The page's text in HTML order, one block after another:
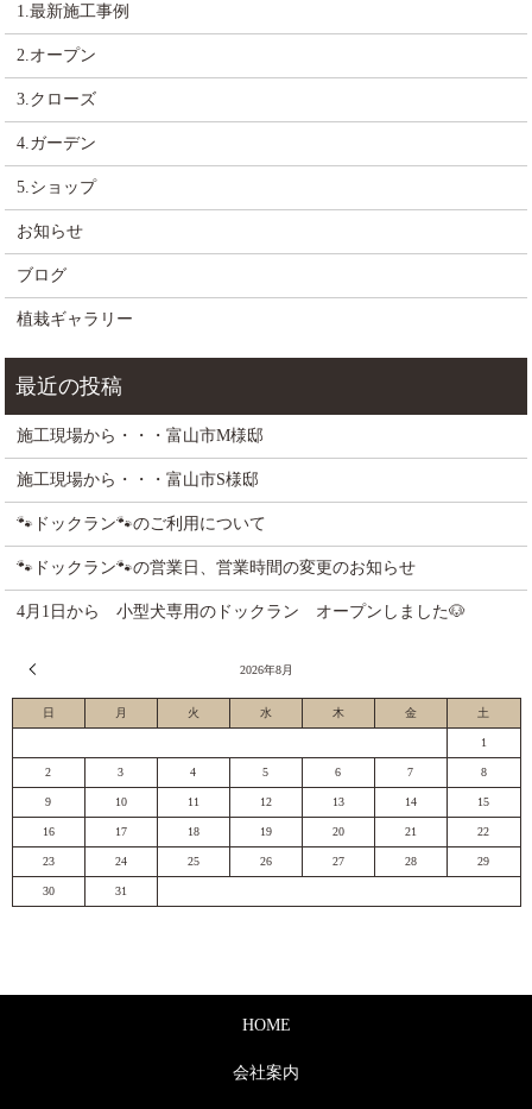
1.最新施工事例
2.オープン
3.クローズ
4.ガーデン
5.ショップ
お知らせ
ブログ
植栽ギャラリー
施工現場から・・・富山市M様邸
施工現場から・・・富山市S様邸
🐾ドックラン🐾のご利用について
🐾ドックラン🐾の営業日、営業時間の変更のお知らせ
4月1日から 小型犬専用のドックラン オープンしました🐶
2026年8月
日 月 火 水 木 金 土
1
2 3 4 5 6 7 8
9 10 11 12 13 14 15
16 17 18 19 20 21 22
23 24 25 26 27 28 29
30 31
HOME
会社案内